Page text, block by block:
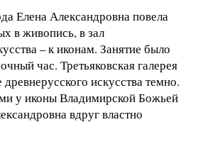
Елена Александровна повела
в живопись, в зал
– к иконам. Занятие было
час. Третьяковская галерея
искусства темно.
у иконы Владимирской Божьей
вдруг властно